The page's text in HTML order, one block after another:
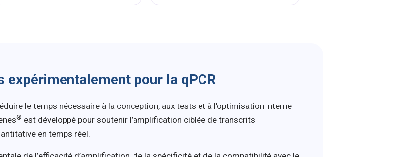
expérimentalement pour la qPCR
le temps nécessaire à la conception, aux tests et à l’optimisation interne
® est développé pour soutenir l’amplification ciblée de transcrits
en temps réel.